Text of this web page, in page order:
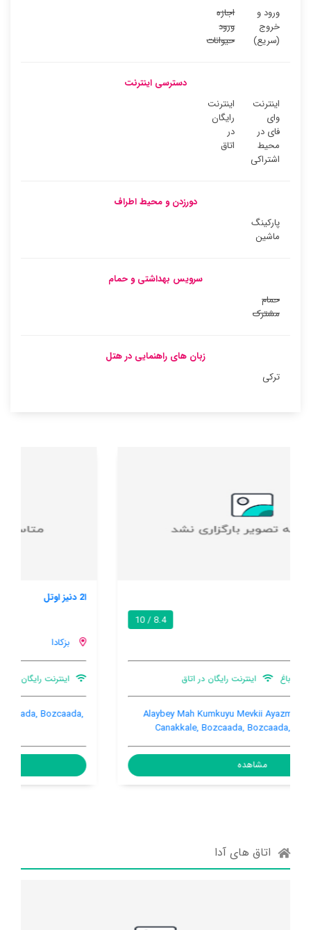
ورود و
خروج
(سریع)
اجازه
ورود
حیوانات
دسترسی اینترنت
اینترنت
وای
فای در
محیط
اشتراکی
اینترنت
رایگان
در
اتاق
دورزدن و محیط اطراف
پارکینگ
ماشین
سرویس بهداشتی و حمام
حمام
مشترک
زبان های راهنمایی در هتل
ترکی
اینترنت رایگان در اتاق بالکن
Cumhuriyet Mah. Kazanlar Sok. No:5, Bozcaada, Bozcaada,
Turkey, 17680
اتاق های آدا